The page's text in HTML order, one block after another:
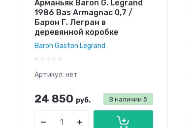
Арманьяк Baron G. Legrand
1986 Bas Armagnac 0,7 /
Барон Г. Легран в
деревянной коробке
Baron Gaston Legrand
Артикул: нет
В наличии 5
24 850 руб.